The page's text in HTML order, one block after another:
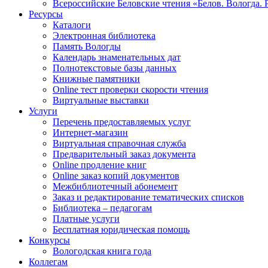
Всероссийские Беловские чтения «Белов. Вологда.
Ресурсы
Каталоги
Электронная библиотека
Память Вологды
Календарь знаменательных дат
Полнотекстовые базы данных
Книжные памятники
Online тест проверки скорости чтения
Виртуальные выставки
Услуги
Перечень предоставляемых услуг
Интернет-магазин
Виртуальная справочная служба
Предварительный заказ документа
Online продление книг
Online заказ копий документов
Межбиблиотечный абонемент
Заказ и редактирование тематических списков
Библиотека – педагогам
Платные услуги
Бесплатная юридическая помощь
Конкурсы
Вологодская книга года
Коллегам